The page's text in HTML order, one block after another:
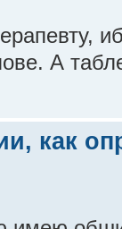
А
как